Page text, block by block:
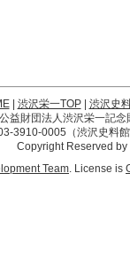
| 渋沢栄一TOP| 渋沢史
公益財団法人渋沢栄一記
3910-0005（渋沢史料
Copyright Reserved
Team. License is